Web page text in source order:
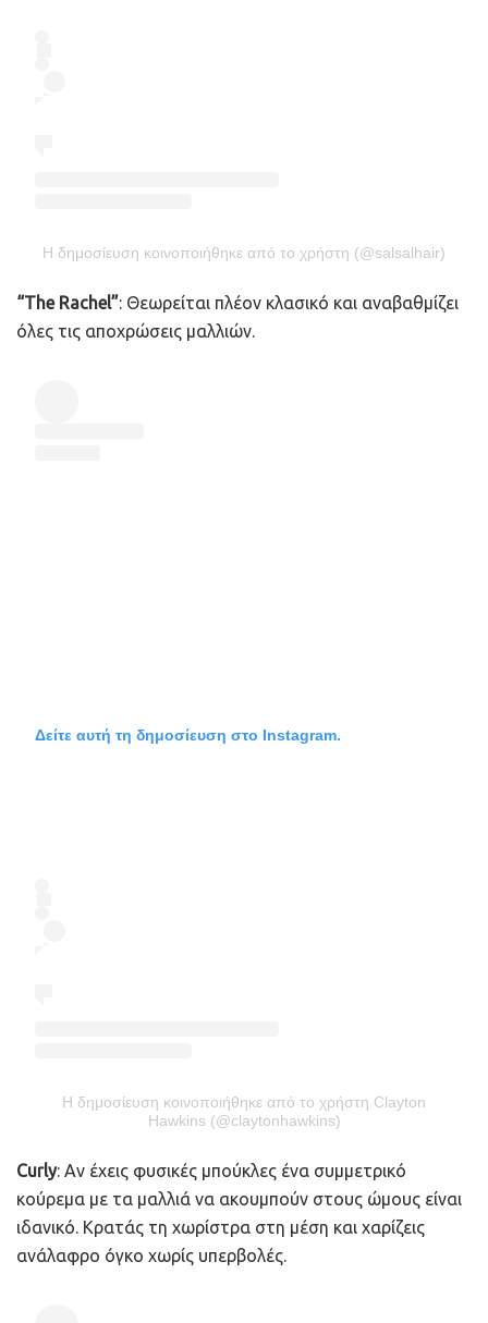
Η δημοσίευση κοινοποιήθηκε από το χρήστη (@salsalhair)
“The Rachel”: Θεωρείται πλέον κλασικό και αναβαθμίζει
όλες τις αποχρώσεις μαλλιών.
Δείτε αυτή τη δημοσίευση στο Instagram.
Η δημοσίευση κοινοποιήθηκε από το χρήστη Clayton
Hawkins (@claytonhawkins)
Curly: Αν έχεις φυσικές μπούκλες ένα συμμετρικό
κούρεμα με τα μαλλιά να ακουμπούν στους ώμους είναι
ιδανικό. Κρατάς τη χωρίστρα στη μέση και χαρίζεις
ανάλαφρο όγκο χωρίς υπερβολές.